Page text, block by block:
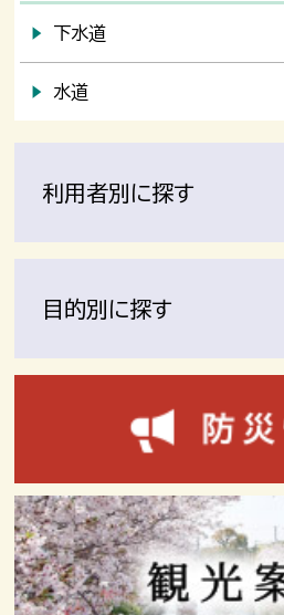
下水道
水道
利用者別に探す
目的別に探す